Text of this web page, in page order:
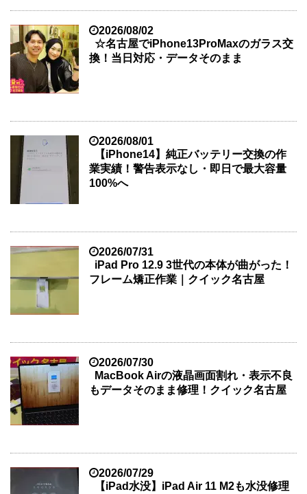
2026/08/02
☆名古屋でiPhone13ProMaxのガラス交
換！当日対応・データそのまま
2026/08/01
【iPhone14】純正バッテリー交換の作
業実績！警告表示なし・即日で最大容量
100%へ
2026/07/31
iPad Pro 12.9 3世代の本体が曲がった！
フレーム矯正作業｜クイック名古屋
2026/07/30
MacBook Airの液晶画面割れ・表示不良
もデータそのまま修理！クイック名古屋
2026/07/29
【iPad水没】iPad Air 11 M2も水没修理